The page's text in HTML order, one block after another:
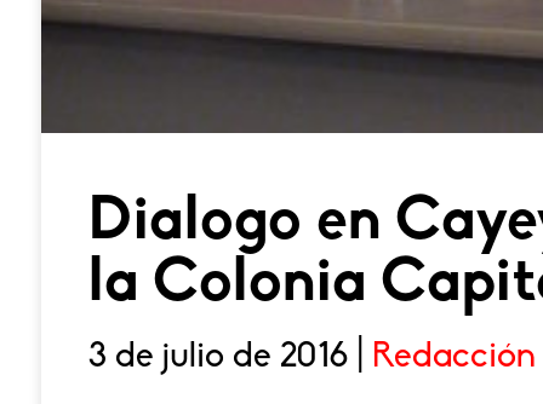
Dialogo en
la Colonia
3 de julio de 2016 |